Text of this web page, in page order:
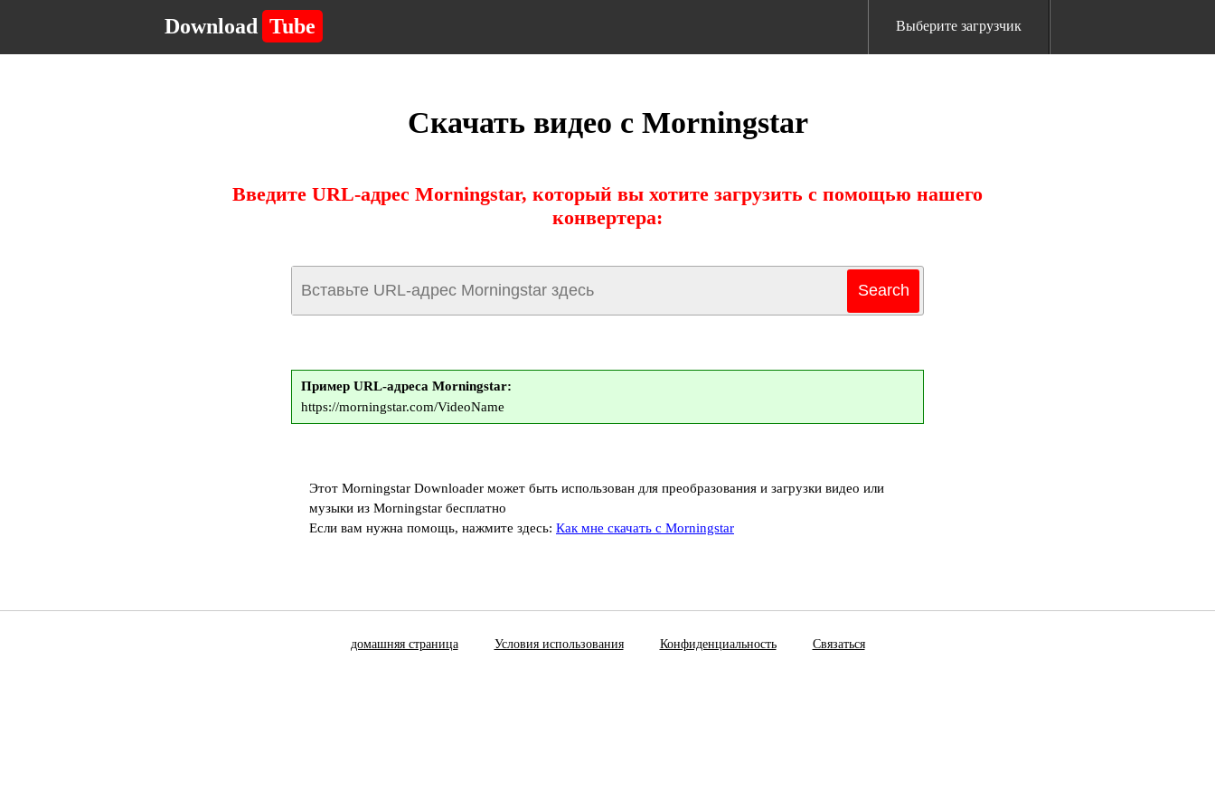
Download Tube Выберите загрузчик
Скачать видео с Morningstar
Введите URL-адрес Morningstar, который вы хотите загрузить с помощью нашего
конвертера:
Пример URL-адреса Morningstar:
https://morningstar.com/VideoName
Этот Morningstar Downloader может быть использован для преобразования и загрузки видео или
музыки из Morningstar бесплатно
Если вам нужна помощь, нажмите здесь: Как мне скачать с Morningstar
домашняя страница Условия использования Конфиденциальность Связаться